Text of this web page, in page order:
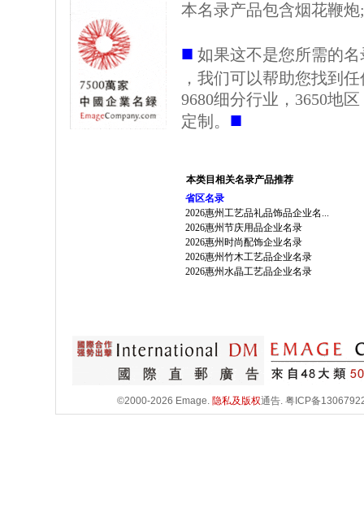
本名录产品包含烟花鞭炮
■ 如果这不是您所需的
，我们可以帮助您找到
9680细分行业，3650地
定制。 ■
本类目相关名录产品推荐
省区名录
2026惠州工艺品礼品饰品企业名...
2026惠州节庆用品企业名录
2026惠州时尚配饰企业名录
2026惠州竹木工艺品企业名录
2026惠州水晶工艺品企业名录
©2000-2026 Emage. 隐私及版权通告. 粤ICP备